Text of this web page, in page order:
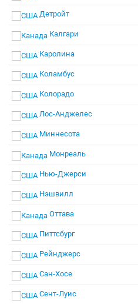
Детройт
Калгари
Каролина
Коламбус
Колорадо
Лос-Анджелес
Миннесота
Монреаль
Нью-Джерси
Нэшвилл
Оттава
Питтсбург
Рейнджерс
Сан-Хосе
Сент-Луис